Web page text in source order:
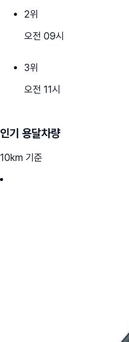
2위
오전 09시
3위
오전 11시
인기 용달차량
10km 기준